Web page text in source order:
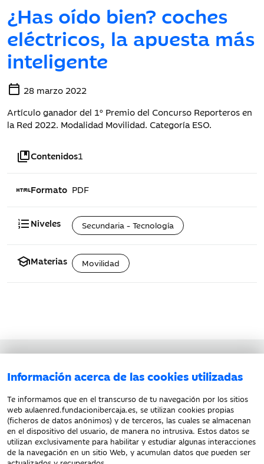
Información acerca de las cookies utilizadas
Te informamos que en el transcurso de tu navegación por los sitios
web aulaenred.fundacionibercaja.es, se utilizan cookies propias
(ficheros de datos anónimos) y de terceros, las cuales se almacenan
en el dispositivo del usuario, de manera no intrusiva. Estos datos se
utilizan exclusivamente para habilitar y estudiar algunas interacciones
de la navegación en un sitio Web, y acumulan datos que pueden ser
¿Has oído bien? coches
eléctricos, la apuesta más
inteligente
calendar_today 28 marzo 2022
Artículo ganador del 1º Premio del Concurso Reporteros en
la Red 2022. Modalidad Movilidad. Categoría ESO.
collections_bookmarkContenidos1
htmlFormato PDF
format_list_numberedNiveles Secundaria - Tecnología
schoolMaterias Movilidad
Política de privacidad
Política de cookies